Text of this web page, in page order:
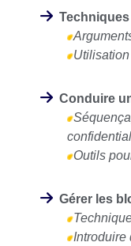
Conduire
Outils
Gérer les
Introduire